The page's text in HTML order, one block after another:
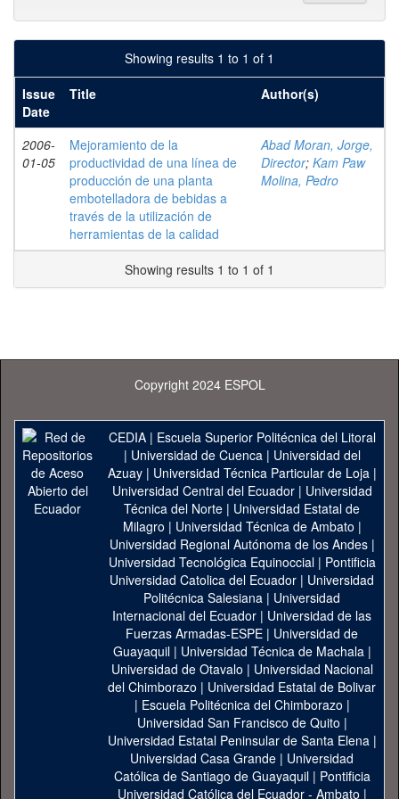
Showing results 1 to 1 of 1
Issue
Date
Title Author(s)
2006-
01-05
Mejoramiento de la
productividad de una línea de
producción de una planta
embotelladora de bebidas a
través de la utilización de
herramientas de la calidad
Abad Moran, Jorge,
Director; Kam Paw
Molina, Pedro
Showing results 1 to 1 of 1
Copyright 2024 ESPOL
CEDIA| Escuela Superior Politécnica del Litoral
| Universidad de Cuenca| Universidad del
Azuay| Universidad Técnica Particular de Loja|
Universidad Central del Ecuador| Universidad
Técnica del Norte | Universidad Estatal de
Milagro | Universidad Técnica de Ambato |
Universidad Regional Autónoma de los Andes|
Universidad Tecnológica Equinoccial| Pontificia
Universidad Catolica del Ecuador | Universidad
Politécnica Salesiana | Universidad
Internacional del Ecuador | Universidad de las
Fuerzas Armadas-ESPE | Universidad de
Guayaquil| Universidad Técnica de Machala|
Universidad de Otavalo | Universidad Nacional
del Chimborazo | Universidad Estatal de Bolivar
| Escuela Politécnica del Chimborazo |
Universidad San Francisco de Quito |
Universidad Estatal Peninsular de Santa Elena|
Universidad Casa Grande | Universidad
Católica de Santiago de Guayaquil| Pontificia
Universidad Católica del Ecuador - Ambato |